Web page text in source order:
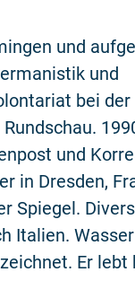
und
und
bei der
und
in Dresden,
Spiegel.
Italien.
Er lebt